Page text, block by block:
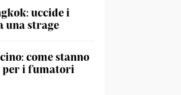
uccide i
una strage
come stanno
per i fumatori